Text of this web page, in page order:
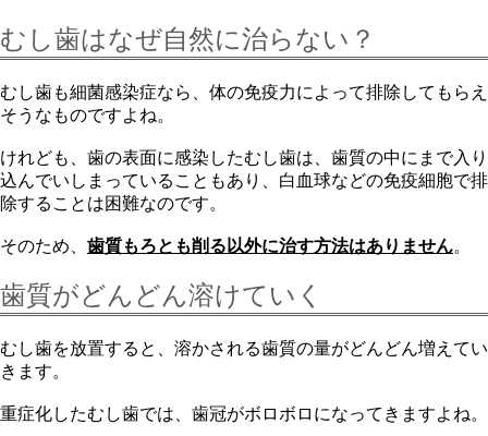
むし歯はなぜ自然に治らない？
むし歯も細菌感染症なら、体の免疫力によって排除してもらえ
そうなものですよね。
けれども、歯の表面に感染したむし歯は、歯質の中にまで入り
込んでいしまっていることもあり、白血球などの免疫細胞で排
除することは困難なのです。
そのため、 歯質もろとも削る以外に治す方法はありません。
歯質がどんどん溶けていく
むし歯を放置すると、溶かされる歯質の量がどんどん増えてい
きます。
重症化したむし歯では、歯冠がボロボロになってきますよね。